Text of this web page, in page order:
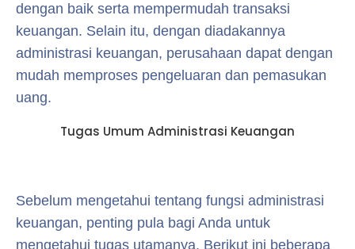
dengan baik serta mempermudah transaksi
keuangan. Selain itu, dengan diadakannya
administrasi keuangan, perusahaan dapat dengan
mudah memproses pengeluaran dan pemasukan
uang.
Tugas Umum Administrasi Keuangan
Sebelum mengetahui tentang fungsi administrasi
keuangan, penting pula bagi Anda untuk
mengetahui tugas utamanya. Berikut ini beberapa